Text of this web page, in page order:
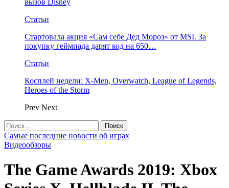
вызов Disney
Статьи
Стартовала акция «Сам себе Дед Мороз» от MSI. За
покупку геймпада дарят код на 650…
Статьи
Косплей недели: X-Men, Overwatch, League of Legends,
Heroes of the Storm
Prev Next
Самые последние новости об играх
Видеообзоры
The Game Awards 2019: Xbox